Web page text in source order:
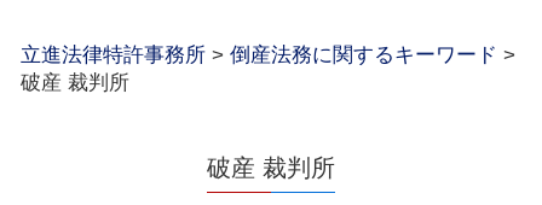
立進法律特許事務所 > 倒産法務に関するキーワード >
破産 裁判所
破産 裁判所